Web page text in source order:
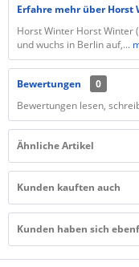
Erfahre mehr über Horst
Horst Winter Horst Winter
und wuchs in Berlin auf,...
Bewertungen
0
Bewertungen lesen,
Ähnliche Artikel
Kunden kauften auch
Kunden haben sich